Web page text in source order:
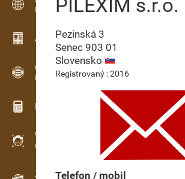
Mezinárodní inzerce
Aktuality / Články
OPTI-TIMB
Pořezová schémata
Dřevařské kalkulačky
WoodProfi
Objem dřeva s AI
Záznamník
PILEXIM s.r.o.
Pezinská 3
Senec 903 01
Slovensko
Registrovaný : 2016
Telefon / mobil